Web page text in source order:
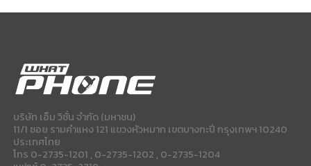
บริษัท เอ็ม วิชั่น จำกัด (มหาชน)
11/1 ซอย รามคำแหง 121 แขวงหัวหมาก เขตบางกะปี กรุงเทพฯ 10240
ประเทศไทย
โทร 0-2735-1201 , 0-2735-1202 , 0-2735-1204